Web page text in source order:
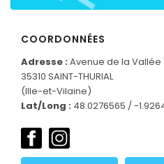
COORDONNÉES
Adresse : Avenue de la Vallée
35310 SAINT-THURIAL
(Ille-et-Vilaine)
Lat/Long : 48.0276565 / -